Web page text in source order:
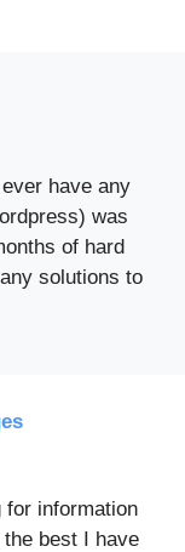
have any
was
of hard
solutions to
for information
best I have